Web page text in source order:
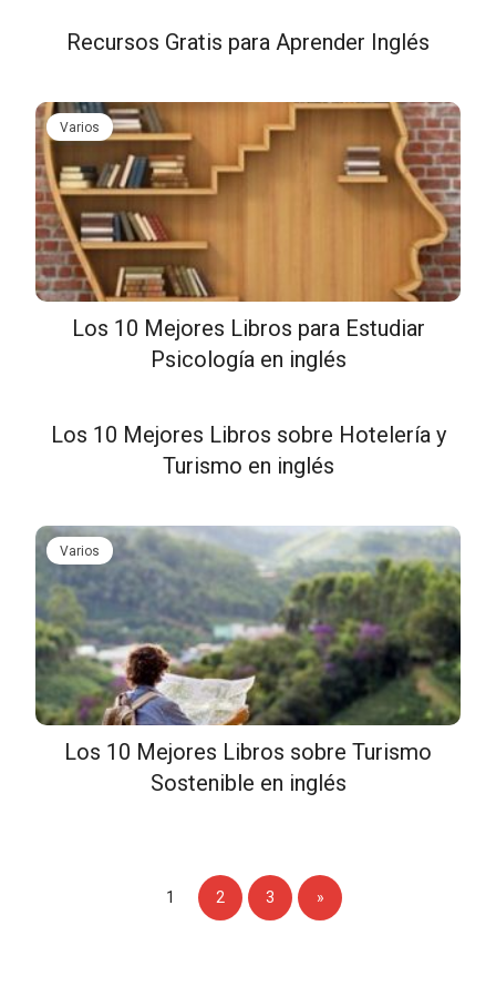
Recursos Gratis para Aprender Inglés
Varios
Los 10 Mejores Libros para Estudiar
Psicología en inglés
Los 10 Mejores Libros sobre Hotelería y
Turismo en inglés
Varios
Los 10 Mejores Libros sobre Turismo
Sostenible en inglés
1 2 3 »